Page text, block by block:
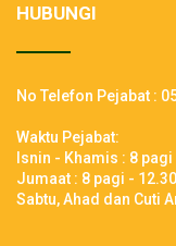
HUBUNGI
No Telefon Pejabat :
Waktu Pejabat:
Isnin - Khamis : 8
Jumaat : 8 pagi -
Sabtu, Ahad dan Cuti